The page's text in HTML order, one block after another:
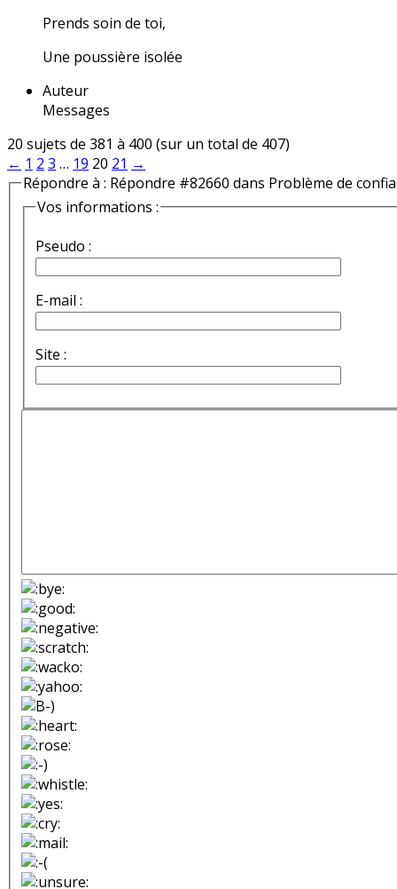
Prends soin de toi,
Une poussière isolée
Auteur
Messages
20 sujets de 381 à 400 (sur un total de 407)
← 1 2 3 … 19 20 21 →
Répondre à : Répondre #82660 dans Problème de
Vos informations :
Pseudo :
E-mail :
Site :